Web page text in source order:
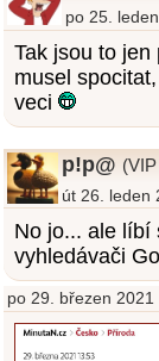
po 25.
Tak jsou to
musel
veci
p!p@
út 26. leden
No jo... ale líbí
vyhledávači
po 29. březen 2021